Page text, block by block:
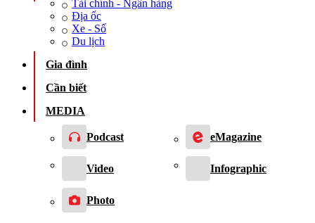
Tài chính - Ngân hàng
Địa ốc
Xe - Số
Du lịch
Gia đình
Cần biết
MEDIA
Podcast eMagazine
Video Infographic
Photo